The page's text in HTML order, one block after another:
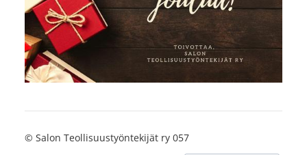
© Salon Teollisuustyöntekijät ry 057